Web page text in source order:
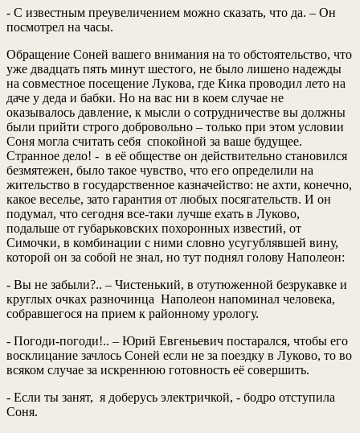
- С известным преувеличением можно сказать, что да. – Он
посмотрел на часы.
Обращение Соней вашего внимания на то обстоятельство, что
уже двадцать пять минут шестого, не было лишено надежды
на совместное посещение Лукова, где Кика проводил лето на
даче у деда и бабки. Но на вас ни в коем случае не
оказывалось давление, к мысли о сотрудничестве вы должны
были прийти строго добровольно – только при этом условии
Соня могла считать себя спокойной за ваше будущее.
Странное дело! - в её обществе он действительно становился
безмятежен, было такое чувство, что его определили на
жительство в государственное казначейство: не ахти, конечно,
какое веселье, зато гарантия от любых посягательств. И он
подумал, что сегодня все-таки лучше ехать в Луково,
подальше от губарьковских похоронных известий, от
Симочки, в комбинации с ними словно усугублявшей вину,
которой он за собой не знал, но тут поднял голову Наполеон:
- Вы не забыли?.. – Чистенький, в отутюженной безрукавке и
круглых очках разночинца Наполеон напоминал человека,
собравшегося на прием к районному урологу.
- Погоди-погоди!.. – Юрий Евгеньевич постарался, чтобы его
восклицание зачлось Соней если не за поездку в Луково, то во
всяком случае за искреннюю готовность её совершить.
- Если ты занят, я доберусь электричкой, - бодро отступила
Соня.